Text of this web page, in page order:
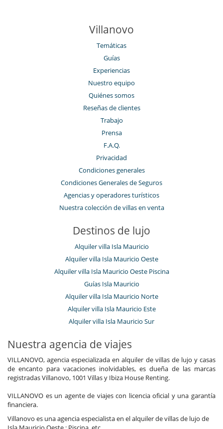
Villanovo
Temáticas
Guías
Experiencias
Nuestro equipo
Quiénes somos
Reseñas de clientes
Trabajo
Prensa
F.A.Q.
Privacidad
Condiciones generales
Condiciones Generales de Seguros
Agencias y operadores turísticos
Nuestra colección de villas en venta
Destinos de lujo
Alquiler villa Isla Mauricio
Alquiler villa Isla Mauricio Oeste
Alquiler villa Isla Mauricio Oeste Piscina
Guías Isla Mauricio
Alquiler villa Isla Mauricio Norte
Alquiler villa Isla Mauricio Este
Alquiler villa Isla Mauricio Sur
Nuestra agencia de viajes
VILLANOVO, agencia especializada en alquiler de villas de lujo y casas
de encanto para vacaciones inolvidables, es dueña de las marcas
registradas Villanovo, 1001 Villas y Ibiza House Renting.
VILLANOVO es un agente de viajes con licencia oficial y una garantía
financiera.
Villanovo es una agencia especialista en el alquiler de villas de lujo de